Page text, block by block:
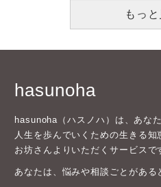
もっと
hasunoha
hasunoha（ハスノハ）は、あな
人生を歩んでいくための生きる
お坊さんよりいただくサービスで
あなたは、悩みや相談ごとがある